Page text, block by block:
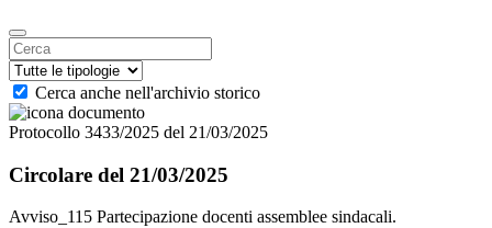
Cerca anche nell'archivio storico
Protocollo 3433/2025 del 21/03/2025
Circolare del 21/03/2025
Avviso_115 Partecipazione docenti assemblee sindacali.